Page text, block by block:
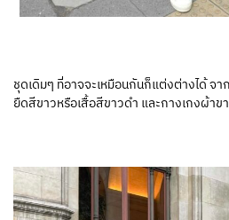
ชุดเดิมๆ ที่อาจจะเหมือนกันก็แต่งต่างได้ จ
ยืดสีขาวหรือเสื้อสีขาวดำ และกางเกงผ้าข